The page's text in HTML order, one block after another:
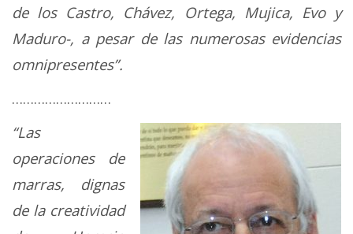
de los Castro, Chávez, Ortega, Mujica, Evo y
Maduro-, a pesar de las numerosas evidencias
omnipresentes”.
………………………
“Las
operaciones de
marras, dignas
de la creatividad